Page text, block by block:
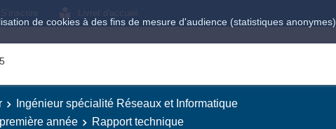
de cookies à des fins de mesure d'audience (statistiques anonymes).
S'inscrire Livret d'accueil
Ingénieur spécialité Réseaux et Informatique
année
Rapport technique